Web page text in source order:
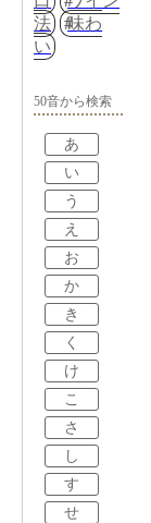
法
味わ
い
50音から検索
あ
い
う
え
お
か
き
く
け
こ
さ
し
す
せ